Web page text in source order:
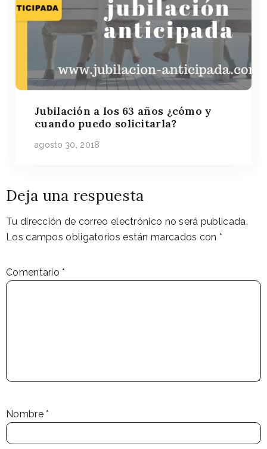
Jubilación a los 63 años ¿cómo y
cuando puedo solicitarla?
agosto 30, 2018
Deja una respuesta
Tu dirección de correo electrónico no será publicada.
Los campos obligatorios están marcados con *
Comentario*
Nombre*